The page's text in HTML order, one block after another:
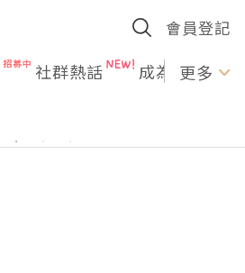
會員登記
社群熱話 成為U更多